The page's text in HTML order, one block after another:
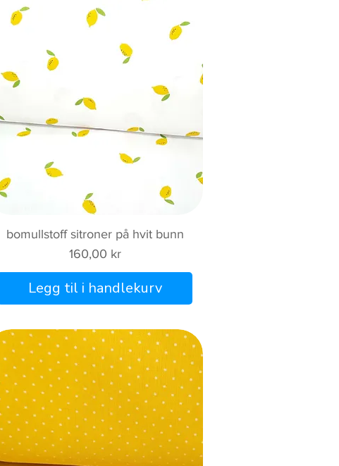
Hurtigvisning
bomullstoff sitroner på hvit bunn
Pris
160,00 kr
Legg til i handlekurv